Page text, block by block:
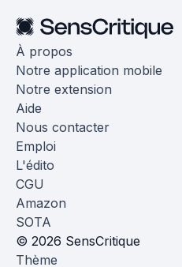
À propos
Notre application mobile
Notre extension
Aide
Nous contacter
Emploi
L'édito
CGU
Amazon
SOTA
© 2026 SensCritique
Thème